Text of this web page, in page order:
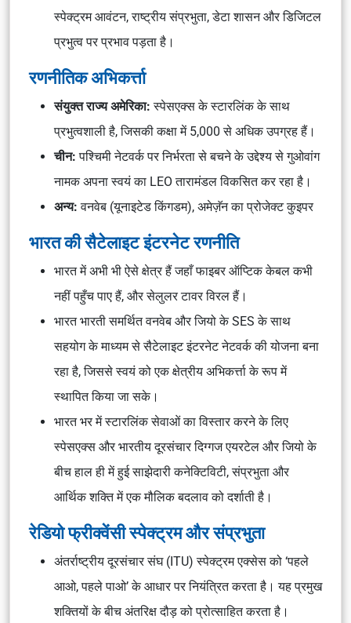
स्पेक्ट्रम आवंटन, राष्ट्रीय संप्रभुता, डेटा शासन और डिजिटल
प्रभुत्व पर प्रभाव पड़ता है।
रणनीतिक अभिकर्त्ता
संयुक्त राज्य अमेरिका:स्पेसएक्स के स्टारलिंक के साथ
प्रभुत्वशाली है, जिसकी कक्षा में 5,000 से अधिक उपग्रह हैं।
चीन:पश्चिमी नेटवर्क पर निर्भरता से बचने के उद्देश्य से गुओवांग
नामक अपना स्वयं का LEO तारामंडल विकसित कर रहा है।
अन्य:वनवेब (यूनाइटेड किंगडम), अमेज़ॅन का प्रोजेक्ट कुइपर
भारत की सैटेलाइट इंटरनेट रणनीति
भारत में अभी भी ऐसे क्षेत्र हैं जहाँ फाइबर ऑप्टिक केबल कभी
नहीं पहुँच पाए हैं, और सेलुलर टावर विरल हैं।
भारत भारती समर्थित वनवेब और जियो के SES के साथ
सहयोग के माध्यम से सैटेलाइट इंटरनेट नेटवर्क की योजना बना
रहा है, जिससे स्वयं को एक क्षेत्रीय अभिकर्त्ता के रूप में
स्थापित किया जा सके।
भारत भर में स्टारलिंक सेवाओं का विस्तार करने के लिए
स्पेसएक्स और भारतीय दूरसंचार दिग्गज एयरटेल और जियो के
बीच हाल ही में हुई साझेदारी कनेक्टिविटी, संप्रभुता और
आर्थिक शक्ति में एक मौलिक बदलाव को दर्शाती है।
रेडियो फ्रीक्वेंसी स्पेक्ट्रम और संप्रभुता
अंतर्राष्ट्रीय दूरसंचार संघ (ITU) स्पेक्ट्रम एक्सेस को ‘पहले
आओ, पहले पाओ’ के आधार पर नियंत्रित करता है। यह प्रमुख
शक्तियों के बीच अंतरिक्ष दौड़ को प्रोत्साहित करता है।